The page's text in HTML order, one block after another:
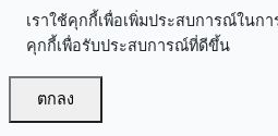
เราใช้คุกกี้เพื่อเพิ่มประสบการณ์ในก
คุกกี้เพื่อรับประสบการณ์ที่ดีขึ้น
ตกลง